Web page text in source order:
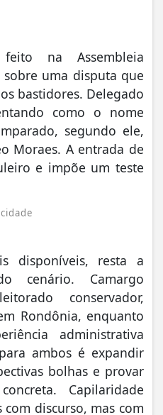
na Assembleia
uma disputa que
bastidores. Delegado
como o nome
segundo ele,
Moraes. A entrada de
e impõe um teste
disponíveis, resta a
cenário. Camargo
conservador,
Rondônia, enquanto
administrativa
ambos é expandir
bolhas e provar
Capilaridade
discurso, mas com